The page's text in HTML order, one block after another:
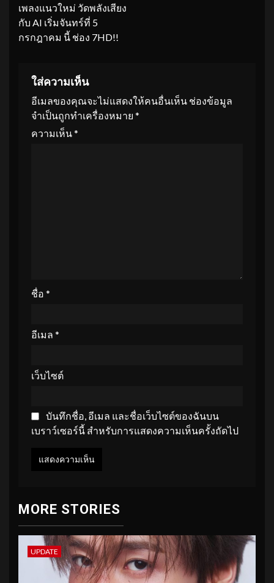
เพลงแนวใหม่ วัดพลังเสียง
กับ AI เริ่มจันทร์ที่ 5
กรกฎาคม นี้ ช่อง 7HD!!
ใส่ความเห็น
อีเมลของคุณจะไม่แสดงให้คนอื่นเห็น ช่องข้อมูล
จำเป็นถูกทำเครื่องหมาย *
ความเห็น*
ชื่อ *
อีเมล *
เว็บไซต์
บันทึกชื่อ, อีเมล และชื่อเว็บไซต์ของฉันบน
เบราว์เซอร์นี้ สำหรับการแสดงความเห็นครั้งถัดไป
MORE STORIES
UPDATE